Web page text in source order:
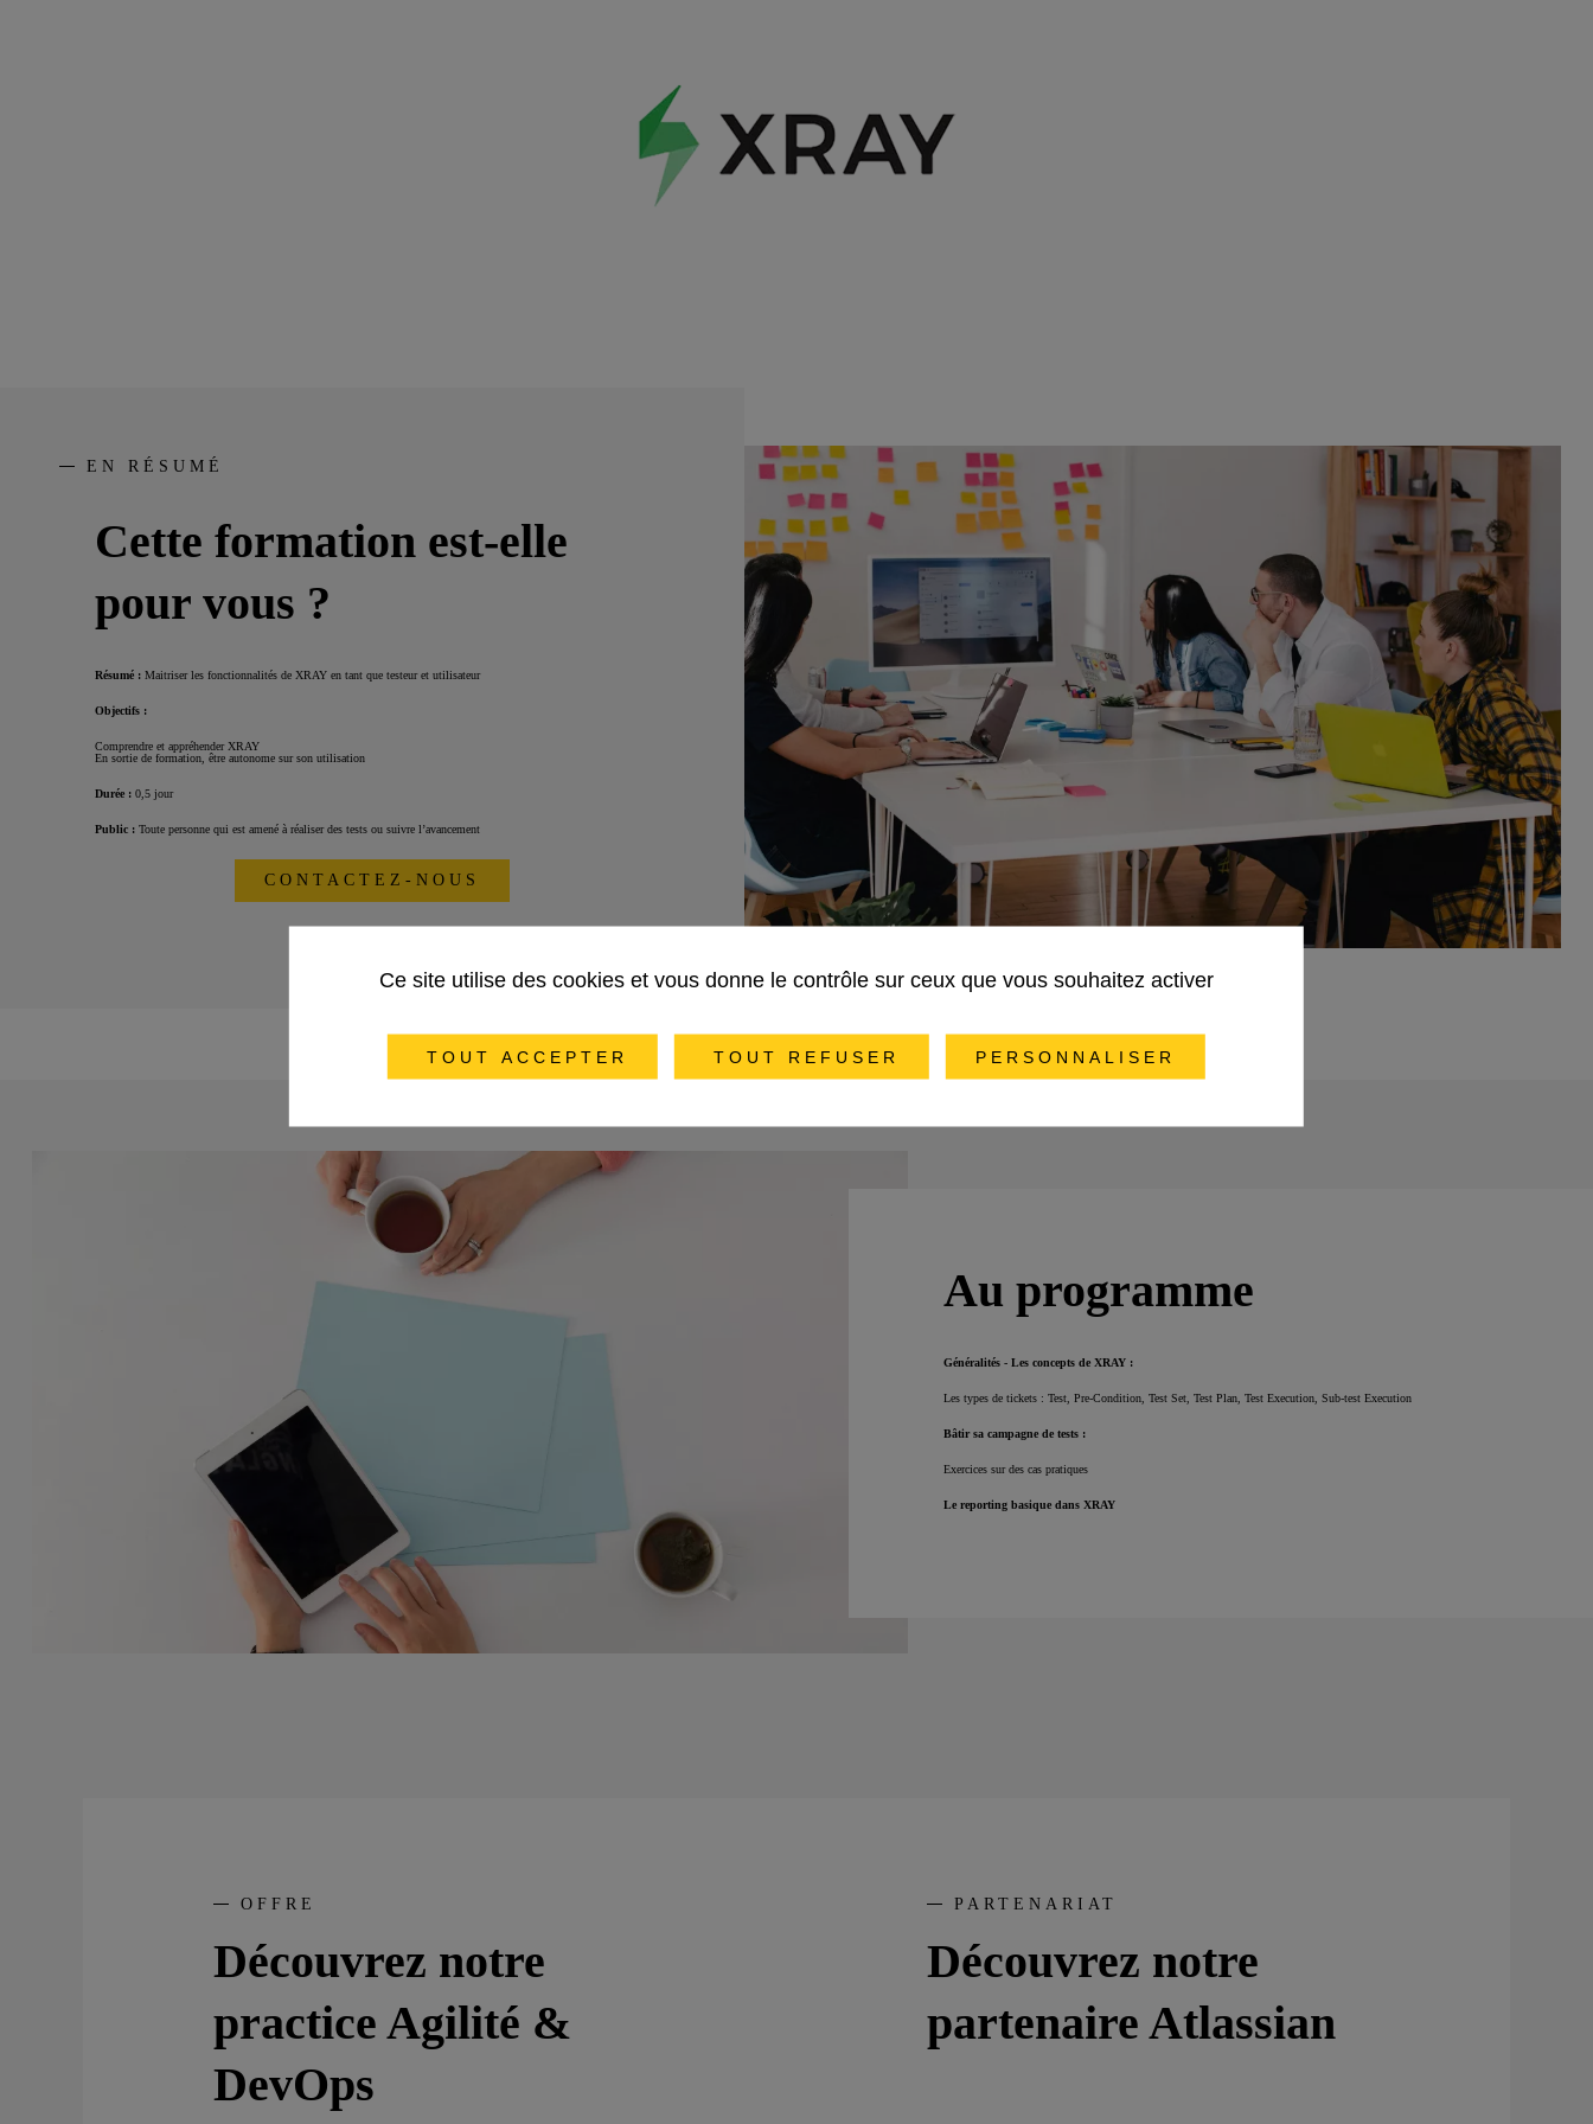
Cette formation est-elle
pour vous ?
EN RÉSUMÉ
Résumé : Maitriser les fonctionnalités de XRAY en tant que testeur et utilisateur
Objectifs :
Comprendre et appréhender XRAY
En sortie de formation, être autonome sur son utilisation
Durée : 0,5 jour
Public : Toute personne qui est amené à réaliser des tests ou suivre l’avancement
CONTACTEZ-NOUS
Au programme
Généralités - Les concepts de XRAY :
Les types de tickets : Test, Pre-Condition, Test Set, Test Plan, Test Execution, Sub-test Execution
Bâtir sa campagne de tests :
Exercices sur des cas pratiques
Le reporting basique dans XRAY
Découvrez notre
practice Agilité &
DevOps
OFFRE
Découvrez notre
partenaire Atlassian
PARTENARIAT
Ce site utilise des cookies et vous donne le contrôle sur ceux que vous souhaitez activer
TOUT ACCEPTER TOUT REFUSER PERSONNALISER